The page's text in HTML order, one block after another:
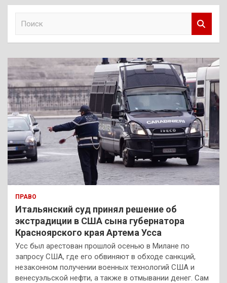
к
ПРАВО
Итальянский суд принял решение об
экстрадиции в США сына губернатора
Красноярского края Артема Усса
Усс был арестован прошлой осенью в Милане по
запросу США, где его обвиняют в обходе санкций,
незаконном получении военных технологий США и
венесуэльской нефти, а также в отмывании денег. Сам